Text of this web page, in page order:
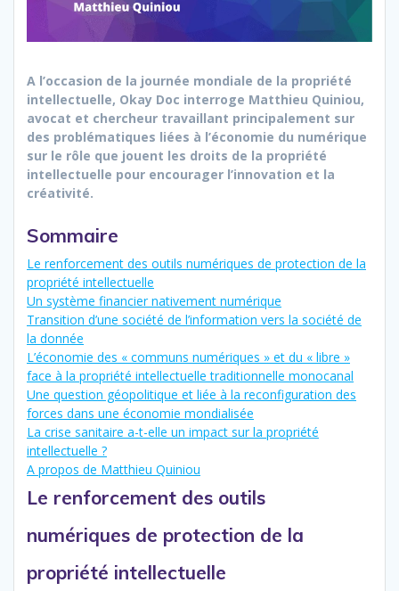
A l’occasion de la journée mondiale de la propriété
intellectuelle, Okay Doc interroge Matthieu Quiniou,
avocat et chercheur travaillant principalement sur
des problématiques liées à l’économie du numérique
sur le rôle que jouent les droits de la propriété
intellectuelle pour encourager l’innovation et la
créativité.
Sommaire
Le renforcement des outils numériques de protection de la
propriété intellectuelle
Un système financier nativement numérique
Transition d’une société de l’information vers la société de
la donnée
L’économie des « communs numériques » et du « libre »
face à la propriété intellectuelle traditionnelle monocanal
Une question géopolitique et liée à la reconfiguration des
forces dans une économie mondialisée
La crise sanitaire a-t-elle un impact sur la propriété
intellectuelle ?
A propos de Matthieu Quiniou
Le renforcement des outils
numériques de protection de la
propriété intellectuelle